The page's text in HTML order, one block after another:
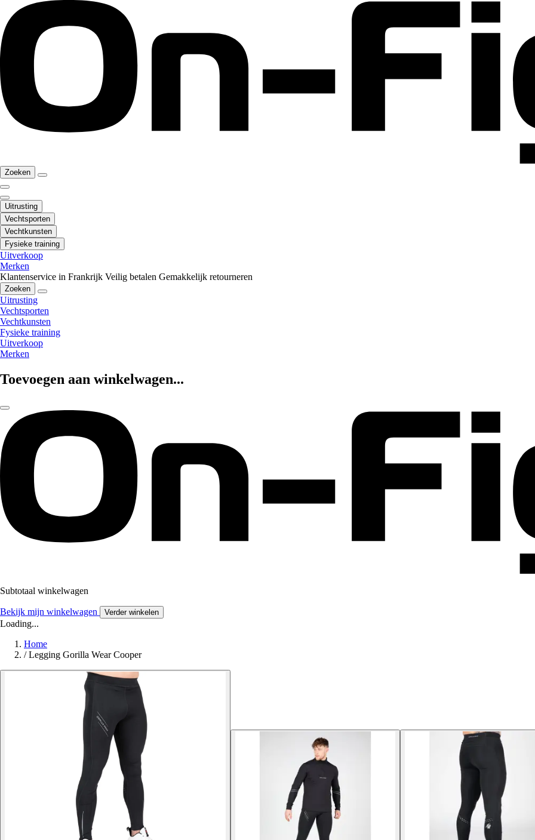
Zoeken
Uitrusting
Vechtsporten
Vechtkunsten
Fysieke training
Uitverkoop
Merken
Klantenservice in Frankrijk Veilig betalen Gemakkelijk retourneren
Zoeken
Uitrusting
Vechtsporten
Vechtkunsten
Fysieke training
Uitverkoop
Merken
Toevoegen aan winkelwagen...
Subtotaal winkelwagen
Bekijk mijn winkelwagen Verder winkelen
Loading...
Home
/ Legging Gorilla Wear Cooper